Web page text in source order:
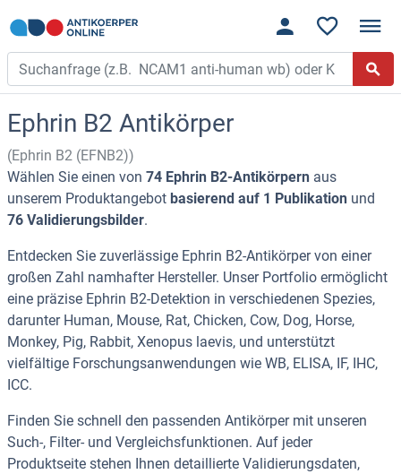
Ephrin B2 Antikörper
(Ephrin B2 (EFNB2))
Wählen Sie einen von 74 Ephrin B2-Antikörpern aus
unserem Produktangebot basierend auf 1 Publikation und
76 Validierungsbilder.
Entdecken Sie zuverlässige Ephrin B2-Antikörper von einer
großen Zahl namhafter Hersteller. Unser Portfolio ermöglicht
eine präzise Ephrin B2-Detektion in verschiedenen Spezies,
darunter Human, Mouse, Rat, Chicken, Cow, Dog, Horse,
Monkey, Pig, Rabbit, Xenopus laevis, und unterstützt
vielfältige Forschungsanwendungen wie WB, ELISA, IF, IHC,
ICC.
Finden Sie schnell den passenden Antikörper mit unseren
Such-, Filter- und Vergleichsfunktionen. Auf jeder
Produktseite stehen Ihnen detaillierte Validierungsdaten,